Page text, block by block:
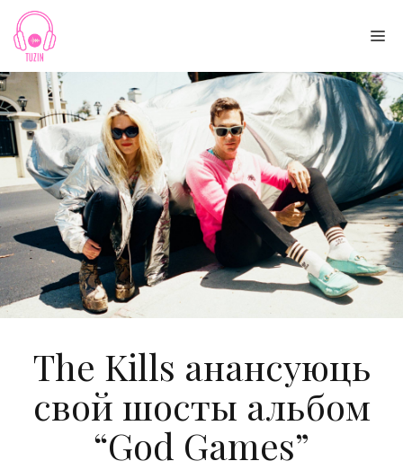
Skip
content
The Kills анансуюць
свой шосты альбом
“God Games”